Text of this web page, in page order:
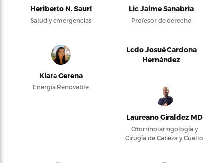
Heriberto N. Saurí
Salud y emergencias
Lic Jaime Sanabria
Profesor de derecho
Kiara Gerena
Energía Renovable
Lcdo Josué Cardona
Hernández
Laureano Giraldez MD
Otorrinolaringología y
Cirugía de Cabeza y Cuello